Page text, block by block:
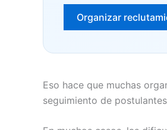
Organizar
Eso hace que muchas
seguimiento de